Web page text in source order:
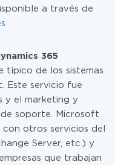
a través de
365
típico de los sistemas
Este servicio fue
y el marketing y
soporte. Microsoft
con otros servicios del
Server, etc.) y
que trabajan